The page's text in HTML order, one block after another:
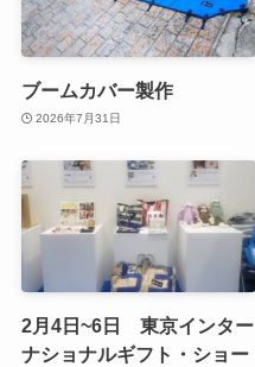
ブームカバー製作
2026年7月31日
2月4日~6日 東京インター
ナショナルギフト・ショー